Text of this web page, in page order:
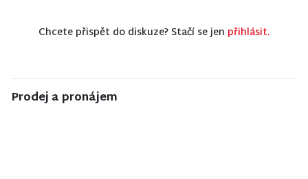
Chcete přispět do diskuze? Stačí se jen přihlásit.
Prodej a pronájem